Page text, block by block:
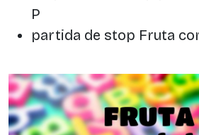
P
partida de stop Fruta